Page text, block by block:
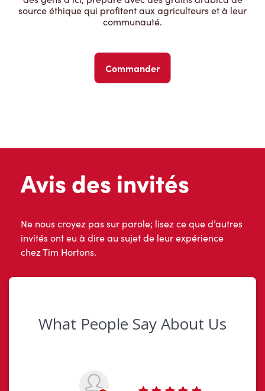
source éthique qui profitent aux agriculteurs et à leur
communauté.
Commander
Avis des invités
Ne nous croyez pas sur parole; lisez ce que d’autres
invités ont eu à dire au sujet de leur expérience
chez Tim Hortons.